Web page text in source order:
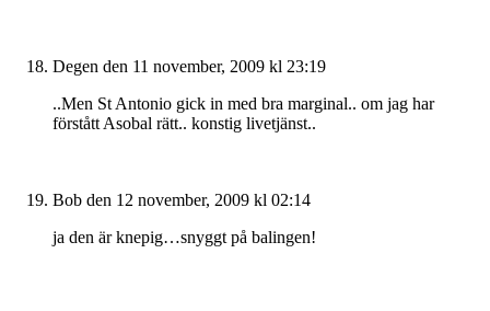
Degen den 11 november, 2009 kl 23:19
..Men St Antonio gick in med bra marginal.. om jag har
förstått Asobal rätt.. konstig livetjänst..
Bob den 12 november, 2009 kl 02:14
ja den är knepig…snyggt på balingen!